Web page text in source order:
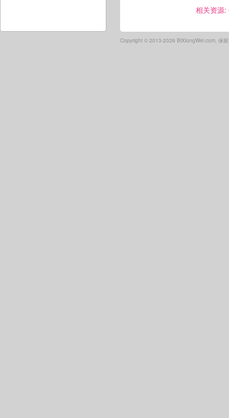
相关资源:
Copyright © 2013-2026 BiXiongWei.com, 保